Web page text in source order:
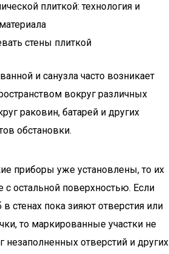
плиткой: технология и
стены плиткой
и санузла часто возникает
вокруг различных
раковин, батарей и других
обстановки.
приборы уже установлены, то их
остальной поверхностью. Если
стенах пока зияют отверстия или
то маркированные участки не
отверстий и других